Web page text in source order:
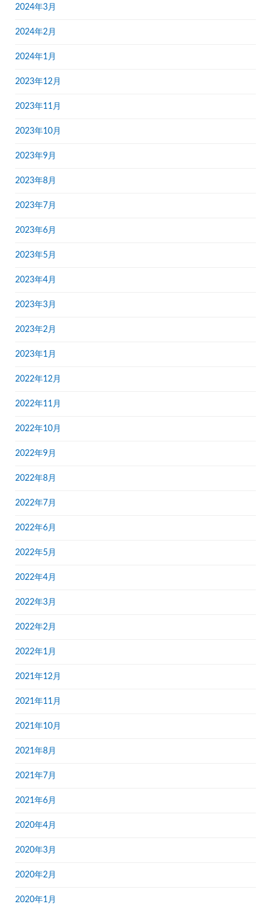
2024年3月
2024年2月
2024年1月
2023年12月
2023年11月
2023年10月
2023年9月
2023年8月
2023年7月
2023年6月
2023年5月
2023年4月
2023年3月
2023年2月
2023年1月
2022年12月
2022年11月
2022年10月
2022年9月
2022年8月
2022年7月
2022年6月
2022年5月
2022年4月
2022年3月
2022年2月
2022年1月
2021年12月
2021年11月
2021年10月
2021年8月
2021年7月
2021年6月
2020年4月
2020年3月
2020年2月
2020年1月